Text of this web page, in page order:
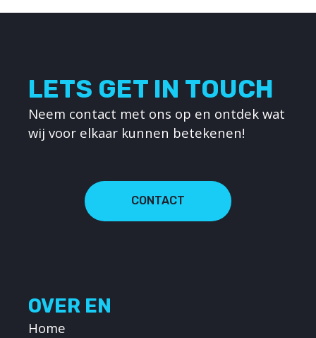
LETS GET IN TOUCH
Neem contact met ons op en ontdek wat
wij voor elkaar kunnen betekenen!
CONTACT
OVER EN
Home